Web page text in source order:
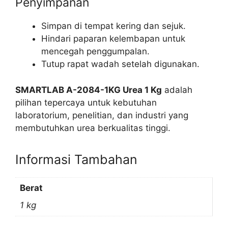
Simpan di tempat kering dan sejuk.
Hindari paparan kelembapan untuk
mencegah penggumpalan.
Tutup rapat wadah setelah digunakan.
SMARTLAB A-2084-1KG Urea 1 Kg adalah
pilihan tepercaya untuk kebutuhan
laboratorium, penelitian, dan industri yang
membutuhkan urea berkualitas tinggi.
Informasi Tambahan
Berat
1 kg